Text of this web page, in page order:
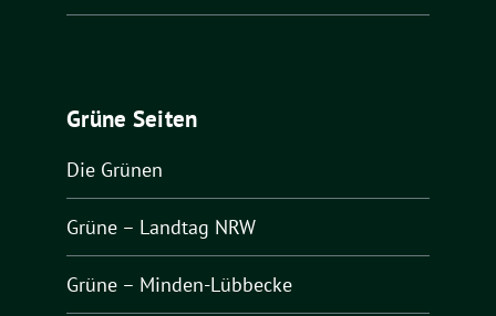
Grüne Seiten
Die Grünen
Grüne – Landtag NRW
Grüne – Minden-Lübbecke